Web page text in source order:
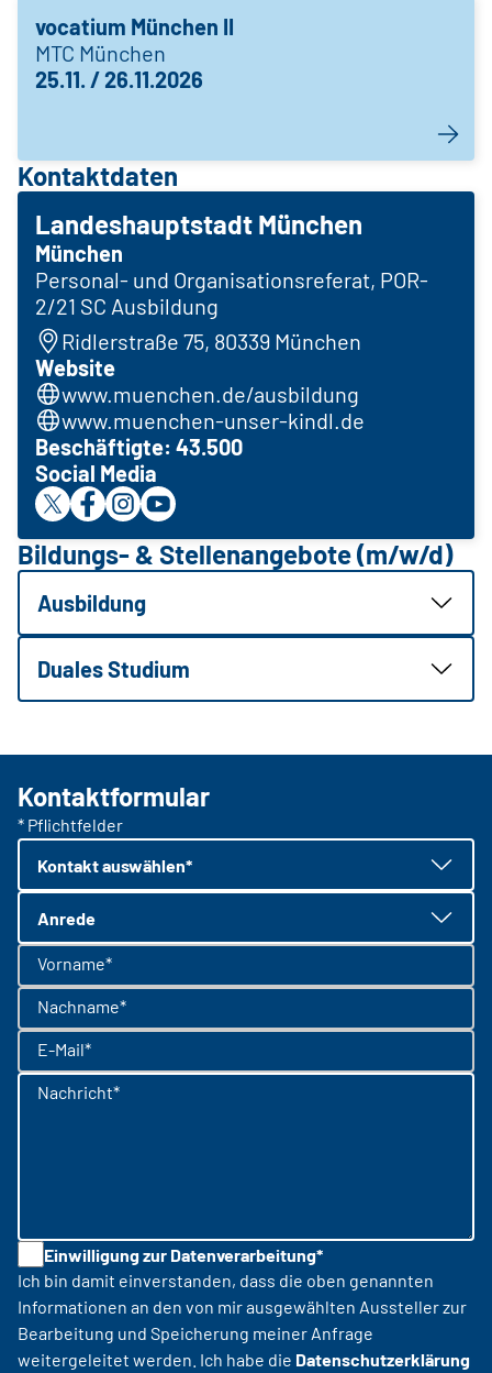
vocatium München II
MTC München
25.11. / 26.11.2026
Kontaktdaten
Landeshauptstadt München
München
Personal- und Organisationsreferat, POR-
2/21 SC Ausbildung
Ridlerstraße 75, 80339 München
Website
www.muenchen.de/ausbildung
www.muenchen-unser-kindl.de
Beschäftigte: 43.500
Social Media
Bildungs- & Stellenangebote (m/w/d)
Ausbildung
Duales Studium
Kontaktformular
* Pflichtfelder
Kontakt auswählen*
Anrede
Vorname*
Nachname*
E-Mail*
Nachricht*
Einwilligung zur Datenverarbeitung*
Ich bin damit einverstanden, dass die oben genannten
Informationen an den von mir ausgewählten Aussteller zur
Bearbeitung und Speicherung meiner Anfrage
weitergeleitet werden. Ich habe die Datenschutzerklärung